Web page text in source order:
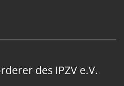
des IPZV e.V.